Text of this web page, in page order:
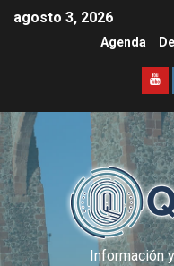
agosto 3, 2026
Agenda
Información